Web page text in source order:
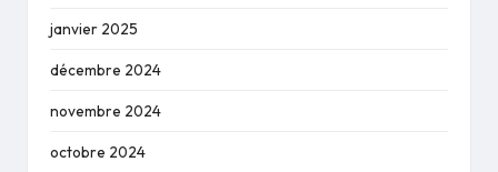
janvier 2025
décembre 2024
novembre 2024
octobre 2024